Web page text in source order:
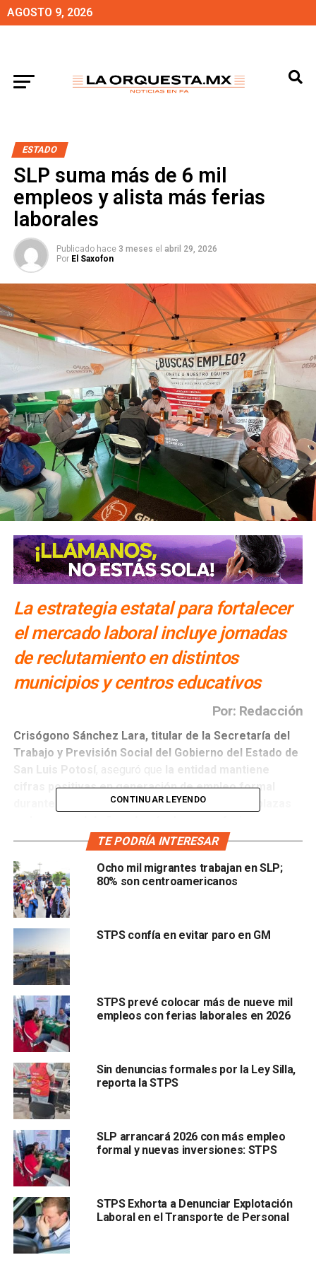
AGOSTO 9, 2026
ESTADO
SLP suma más de 6 mil
empleos y alista más ferias
laborales
Publicado hace 3 meses el abril 29, 2026
Por El Saxofon
La estrategia estatal para fortalecer
el mercado laboral incluye jornadas
de reclutamiento en distintos
municipios y centros educativos
Por: Redacción
Crisógono Sánchez Lara, titular de la Secretaría del
Trabajo y Previsión Social del Gobierno del Estado de
San Luis Potosí, aseguró que la entidad mantiene
cifras positivas en generación de empleo formal
, al acumularmás de 6 mil nuevas plazas
laborales realizadas para vincular a empresas con
personas en busca de trabajo.
El funcionario explicó que enero y febrero registraron
buenos resultados, con más de 5 mil 700 empleos
generados
más de 700 plazas, aunqueel balance general sigue
siendo favorable
mes de ma yo para que tengamos resultados de cuántos
pudimos contratar en el mes de abril”, señaló.
Sánchez Lara destacó quela estrategia estatal para
fortalecer el mercado laboral incluye jornadas de
reclutamiento en distintos municipios y centros
educativos
acuerdo con distintos perfiles.
Detalló que hasta ahora
ferias de empleo y adelantó que continuarán
organizándose conforme exista demanda del sector
productivo y vacantes disponibles
CONTINUAR LEYENDO
TE PODRÍA INTERESAR
Ocho mil migrantes trabajan en SLP;
80% son centroamericanos
STPS confía en evitar paro en GM
STPS prevé colocar más de nueve mil
empleos con ferias laborales en 2026
Sin denuncias formales por la Ley Silla,
reporta la STPS
SLP arrancará 2026 con más empleo
formal y nuevas inversiones: STPS
STPS Exhorta a Denunciar Explotación
Laboral en el Transporte de Personal